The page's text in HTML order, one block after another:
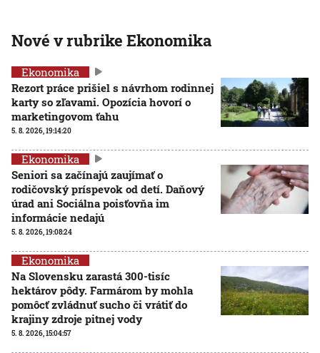
Nové v rubrike Ekonomika
Ekonomika
Rezort práce prišiel s návrhom rodinnej
karty so zľavami. Opozícia hovorí o
marketingovom ťahu
5. 8. 2026, 19:14:20
Ekonomika
Seniori sa začínajú zaujímať o
rodičovský príspevok od detí. Daňový
úrad ani Sociálna poisťovňa im
informácie nedajú
5. 8. 2026, 19:08:24
Ekonomika
Na Slovensku zarastá 300-tisíc
hektárov pôdy. Farmárom by mohla
pomôcť zvládnuť sucho či vrátiť do
krajiny zdroje pitnej vody
5. 8. 2026, 15:04:57